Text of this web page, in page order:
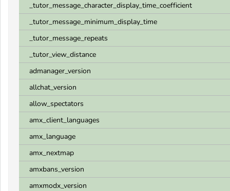
_tutor_message_character_display_time_coefficient
_tutor_message_minimum_display_time
_tutor_message_repeats
_tutor_view_distance
admanager_version
allchat_version
allow_spectators
amx_client_languages
amx_language
amx_nextmap
amxbans_version
amxmodx_version